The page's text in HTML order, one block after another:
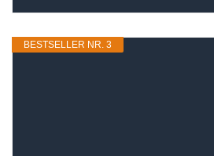
BESTSELLER NR. 3